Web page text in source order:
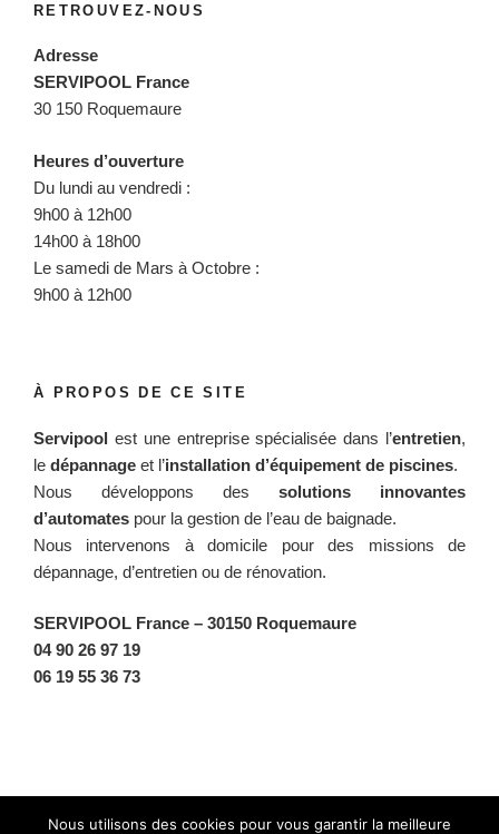
RETROUVEZ-NOUS
Adresse
SERVIPOOL France
30 150 Roquemaure
Heures d’ouverture
Du lundi au vendredi :
9h00 à 12h00
14h00 à 18h00
Le samedi de Mars à Octobre :
9h00 à 12h00
À PROPOS DE CE SITE
Servipool est une entreprise spécialisée dans l’entretien,
le dépannage et l’installation d’équipement de piscines.
Nous développons des solutions innovantes
d’automates pour la gestion de l’eau de baignade.
Nous intervenons à domicile pour des missions de
dépannage, d’entretien ou de rénovation.
SERVIPOOL France – 30150 Roquemaure
04 90 26 97 19
06 19 55 36 73
Nous utilisons des cookies pour vous garantir la meilleure